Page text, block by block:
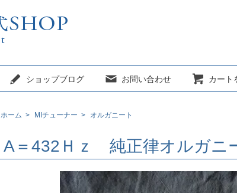
ショップブログ お問い合わせ カート
ホーム > MIチューナー > オルガニート
A＝432Ｈｚ 純正律オルガ